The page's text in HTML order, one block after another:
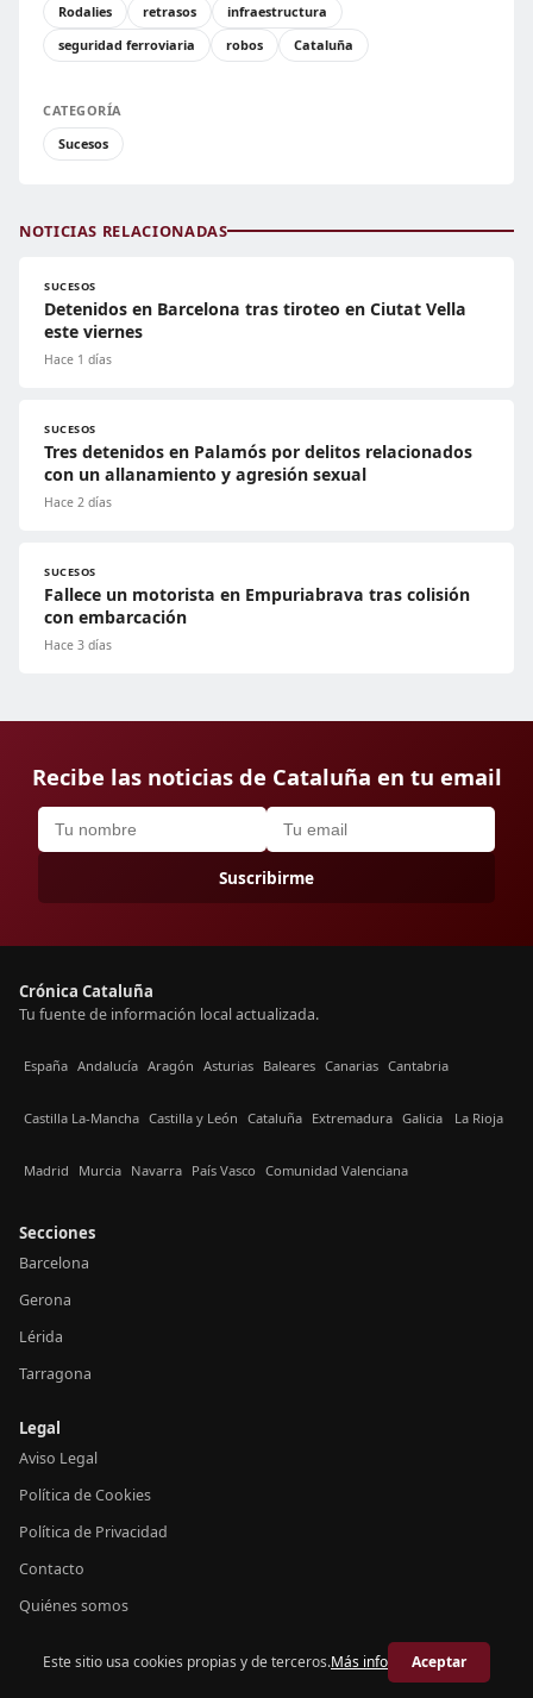
Rodalies
retrasos
infraestructura
seguridad ferroviaria
robos Cataluña
CATEGORÍA
Sucesos
NOTICIAS RELACIONADAS
SUCESOS
Detenidos en Barcelona tras tiroteo en Ciutat Vella
este viernes
Hace 1 días
SUCESOS
Tres detenidos en Palamós por delitos relacionados
con un allanamiento y agresión sexual
Hace 2 días
SUCESOS
Fallece un motorista en Empuriabrava tras colisión
con embarcación
Hace 3 días
Recibe las noticias de Cataluña en tu email
Suscribirme
Crónica Cataluña
Tu fuente de información local actualizada.
España Andalucía Aragón Asturias Baleares Canarias Cantabria
Castilla La-Mancha Castilla y León Cataluña Extremadura Galicia La Rioja
Madrid Murcia Navarra País Vasco Comunidad Valenciana
Secciones
Barcelona
Gerona
Lérida
Tarragona
Legal
Aviso Legal
Política de Cookies
Política de Privacidad
Contacto
Quiénes somos
© 2026 Crónica Cataluña
Este sitio usa cookies propias y de terceros.Más info Aceptar